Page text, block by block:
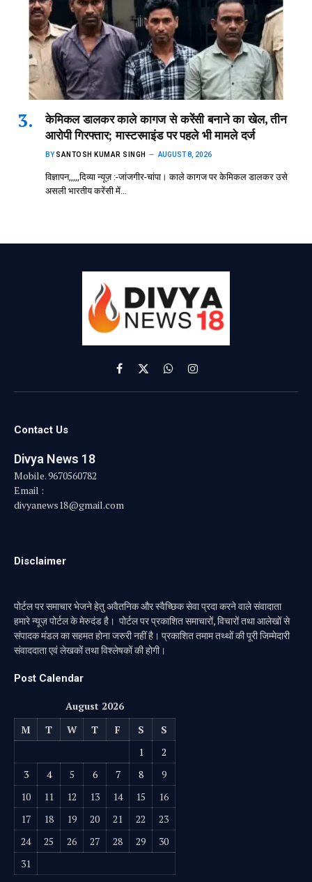
केमिकल डालकर काले कागज से करेंसी बनाने का खेल, तीन
आरोपी गिरफ्तार; मास्टरमाइंड पर पहले भी मामले दर्ज
BY SANTOSH KUMAR SINGH AUGUST 8, 2026
विज्ञापन,,,,,दिव्या न्यूज़ :-जांजगीर-चांपा। काले कागज पर केमिकल डालकर उसे
असली भारतीय करेंसी में…
Facebook
X
(Twitter)
WhatsAppInstagram
Contact Us
Divya News 18
Mobile. 9670560782
Email :
divyanews18@gmail.com
Disclaimer
पोर्टल पर समाचार भेजने हेतु अवैतनिक और स्वैच्छिक सेवा प्रदा करने वाले संवादाता
हमारे न्यूज़ पोर्टल के मेरुदंड है। पोर्टल पर प्रकाशित समाचारों, विचारों तथा आलेखों से
संपादक मंडल का सहमत होना जरुरी नहीं है। प्रकाशित तमाम तथ्थों की पूरी जिम्मेदारी
संवाददाता एवं लेखकों तथा विश्लेषकों की होगी।
Post Calendar
August 2026
M
T W T F S
S
1
2
3
4 5 6 7 8
9
10
11 12 13 14 15
16
17
18 19 20 21 22
23
24
25 26 27 28 29
30
31